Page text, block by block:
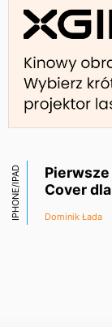
IPHONE/IPAD
Pierwsze
Cover
Dominik Łada